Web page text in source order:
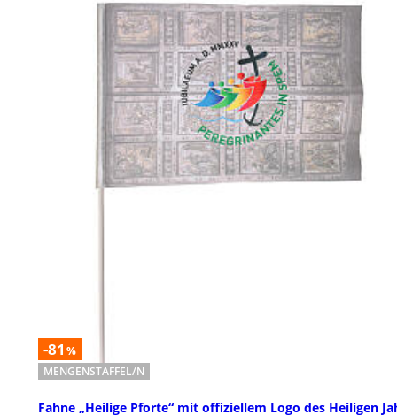
-81 %
MENGENSTAFFEL/N
Fahne „Heilige Pforte“ mit offiziellem Logo des Heiligen